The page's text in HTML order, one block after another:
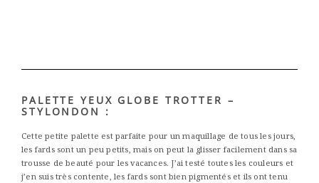
PALETTE YEUX GLOBE TROTTER –
STYLONDON :
Cette petite palette est parfaite pour un maquillage de tous les jours,
les fards sont un peu petits, mais on peut la glisser facilement dans sa
trousse de beauté pour les vacances. J’ai testé toutes les couleurs et
j’en suis très contente, les fards sont bien pigmentés et ils ont tenu